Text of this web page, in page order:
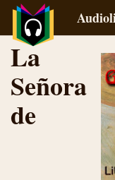
La
Señora
de